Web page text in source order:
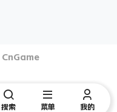
CnGame
搜索 菜单 我的